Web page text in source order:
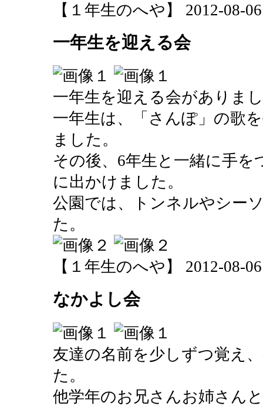
【１年生のへや】 2012-08-
一年生を迎える会
一年生を迎える会がありま
一年生は、「さんぽ」の歌
ました。
その後、6年生と一緒に手
に出かけました。
公園では、トンネルやシー
た。
【１年生のへや】 2012-08-
なかよし会
友達の名前を少しずつ覚え
た。
他学年のお兄さんお姉さん